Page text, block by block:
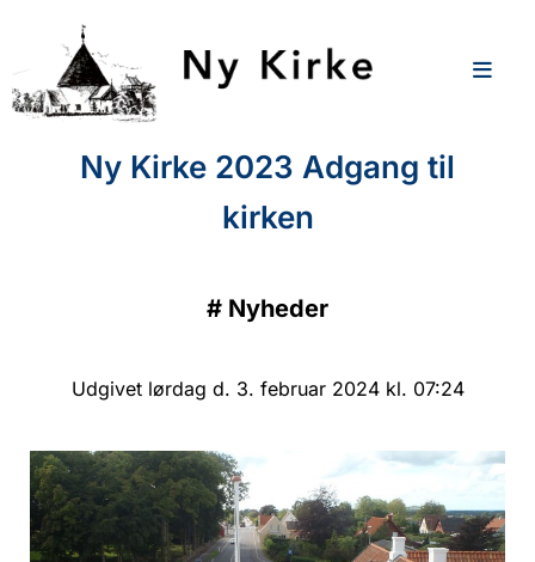
Ny Kirke 2023 Adgang til
kirken
# Nyheder
Udgivet lørdag d. 3. februar 2024 kl. 07:24